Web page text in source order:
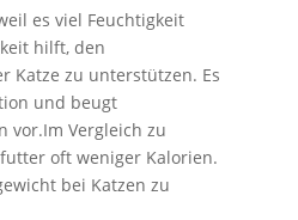
es viel Feuchtigkeit
hilft, den
Katze zu unterstützen. Es
und beugt
vor.Im Vergleich zu
oft weniger Kalorien.
bei Katzen zu